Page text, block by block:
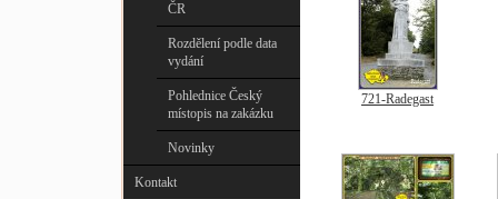
ČR
Rozdělení podle data
vydání
Pohlednice Český
místopis na zakázku
Novinky
Kontakt
721-Radegast